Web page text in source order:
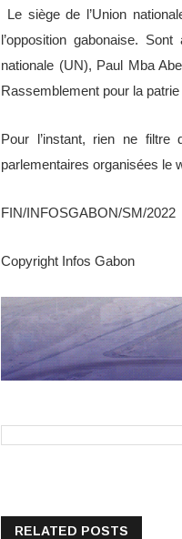
Le siège de l’Union
l’opposition gabonaise.
nationale (UN), Paul Mba
Rassemblement pour la
Pour l’instant, rien ne filtre
parlementaires organisées le
FIN/INFOSGABON/SM/2022
Copyright Infos Gabon
RELATED POSTS